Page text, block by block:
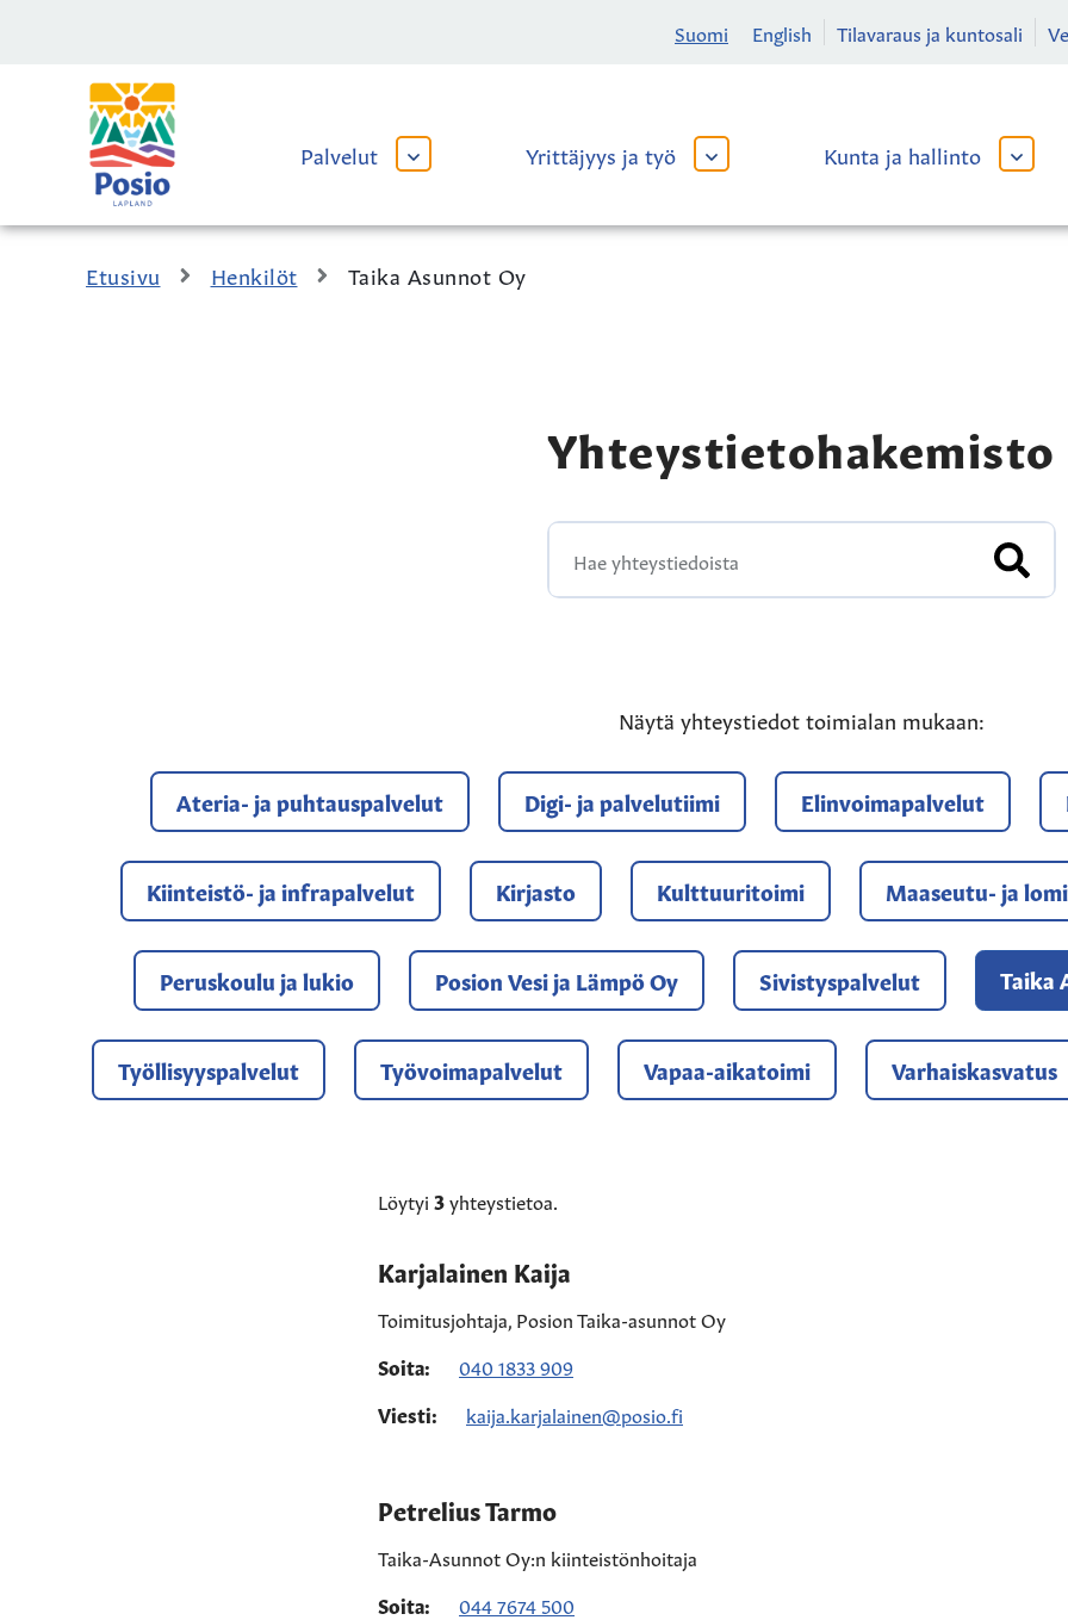
Suomi English Tilavaraus ja kuntosali
Kaupungin
logo
Palvelut
AVAA
ALAVALIKKO
Yrittäjyys ja työ
AVAA
ALAVALIKKO
Kunta ja hallinto
AVAA
Etusivu Henkilöt Taika Asunnot Oy
Yhteystietohakemisto
HAE
Näytä yhteystiedot toimialan mukaan:
Ateria- ja puhtauspalvelut Digi- ja palvelutiimi Elinvoimapalvelut
Kiinteistö- ja infrapalvelut Kirjasto Kulttuuritoimi Maaseutu- ja
Peruskoulu ja lukio Posion Vesi ja Lämpö Oy Sivistyspalvelut Taika
Työllisyyspalvelut Työvoimapalvelut Vapaa-aikatoimi Varhaiskasvatus
Löytyi 3yhteystietoa.
Karjalainen Kaija
Toimitusjohtaja, Posion Taika-asunnot Oy
Soita:
040 1833 909
Viesti:
kaija.karjalainen@posio.fi
Petrelius Tarmo
Taika-Asunnot Oy:n kiinteistönhoitaja
Soita:
044 7674 500